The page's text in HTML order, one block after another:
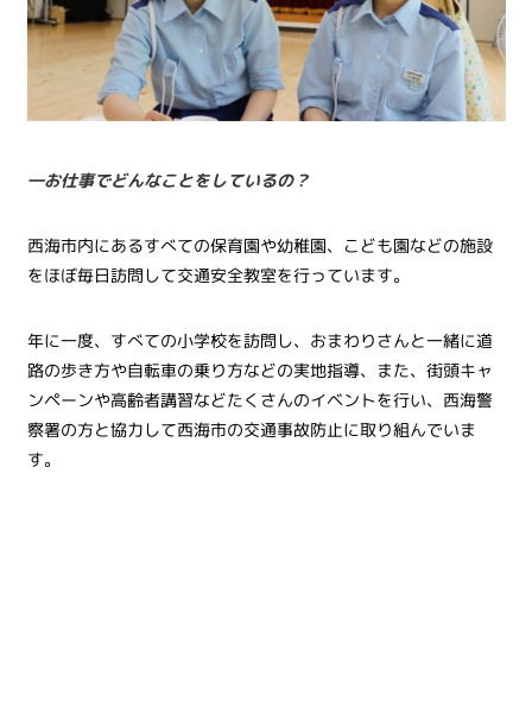
―お仕事でどんなことをしているの？
西海市内にあるすべての保育園や幼稚園、こども園などの施設
をほぼ毎日訪問して交通安全教室を行っています。
年に一度、すべての小学校を訪問し、おまわりさんと一緒に道
路の歩き方や自転車の乗り方などの実地指導、また、街頭キャ
ンペーンや高齢者講習などたくさんのイベントを行い、西海警
察署の方と協力して西海市の交通事故防止に取り組んでいま
す。